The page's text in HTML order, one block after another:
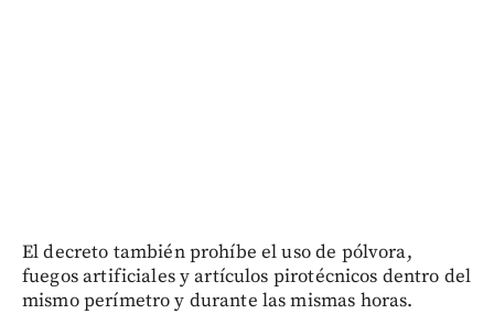
El decreto también prohíbe el uso de pólvora,
fuegos artificiales y artículos pirotécnicos dentro del
mismo perímetro y durante las mismas horas.